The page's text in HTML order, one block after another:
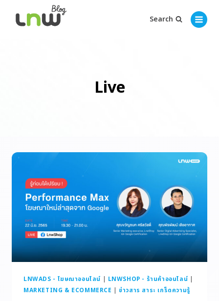
Search
Live
LNWADS - โฆษณาออนไลน์ | LNWSHOP - ร้านค้าออนไลน์ |
MARKETING & ECOMMERCE |ข่าวสาร สาระ เกร็ดความรู้